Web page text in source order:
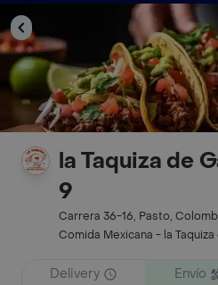
la Taquiza de
9
Carrera 36-16, Pasto,
Comida Mexicana - la Taquiza
Delivery
Envío